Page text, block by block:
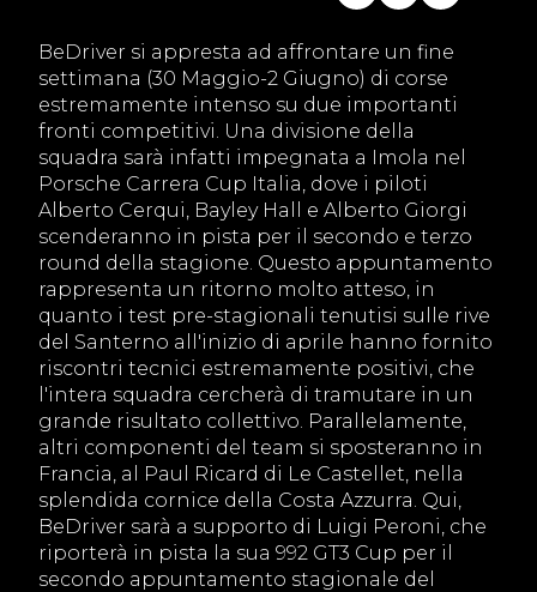
BeDriver si appresta ad affrontare un fine
settimana (30 Maggio-2 Giugno) di corse
estremamente intenso su due importanti
fronti competitivi. Una divisione della
squadra sarà infatti impegnata a Imola nel
Porsche Carrera Cup Italia, dove i piloti
Alberto Cerqui, Bayley Hall e Alberto Giorgi
scenderanno in pista per il secondo e terzo
round della stagione. Questo appuntamento
rappresenta un ritorno molto atteso, in
quanto i test pre-stagionali tenutisi sulle rive
del Santerno all'inizio di aprile hanno fornito
riscontri tecnici estremamente positivi, che
l'intera squadra cercherà di tramutare in un
grande risultato collettivo. Parallelamente,
altri componenti del team si sposteranno in
Francia, al Paul Ricard di Le Castellet, nella
splendida cornice della Costa Azzurra. Qui,
BeDriver sarà a supporto di Luigi Peroni, che
riporterà in pista la sua 992 GT3 Cup per il
secondo appuntamento stagionale del